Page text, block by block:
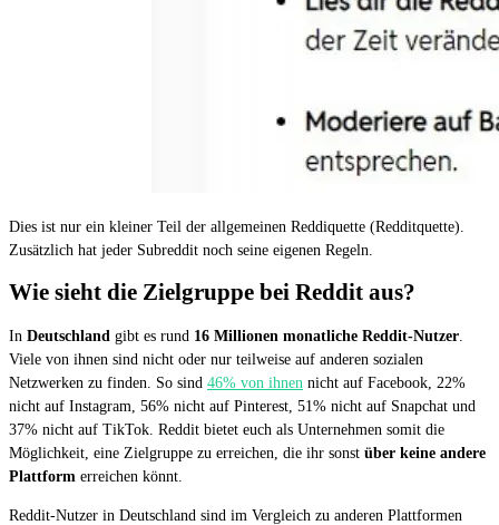
Dies ist nur ein kleiner Teil der allgemeinen Reddiquette (Redditquette).
Zusätzlich hat jeder Subreddit noch seine eigenen Regeln.
Wie sieht die Zielgruppe bei Reddit aus?
In Deutschland gibt es rund 16 Millionen monatliche Reddit-Nutzer
Viele von ihnen sind nicht oder nur teilweise auf anderen sozialen
Netzwerken zu finden. So sind 46% von ihnen nicht auf Facebook, 22%
nicht auf Instagram, 56% nicht auf Pinterest, 51% nicht auf Snapchat und
37% nicht auf TikTok. Reddit bietet euch als Unternehmen somit die
Möglichkeit, eine Zielgruppe zu erreichen, die ihr sonst über keine andere
Plattform erreichen könnt.
Reddit-Nutzer in Deutschland sind im Vergleich zu anderen Plattformen